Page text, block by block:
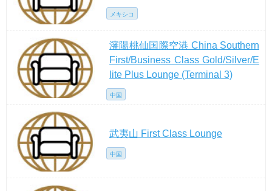
メキシコ
瀋陽桃仙国際空港 China Southern
First/Business Class Gold/Silver/E
lite Plus Lounge (Terminal 3)
中国
武夷山 First Class Lounge
中国